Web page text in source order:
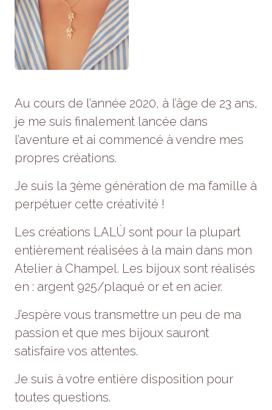
Au cours de l’année 2020, à l’âge de 23 ans,
je me suis finalement lancée dans
l’aventure et ai commencé à vendre mes
propres créations.
Je suis la 3ème génération de ma famille à
perpétuer cette créativité !
Les créations LALÙ sont pour la plupart
entièrement réalisées à la main dans mon
Atelier à Champel. Les bijoux sont réalisés
en : argent 925/plaqué or et en acier.
J’espère vous transmettre un peu de ma
passion et que mes bijoux sauront
satisfaire vos attentes.
Je suis à votre entière disposition pour
toutes questions.
cookies,
certaines
fonctionnalités
disparaîtront
du site Web.
Marketing
En partageant
votre intérêt et
comportement
lorsque vous
visitez notre
site, vous
les chances
contenu et
personnalisés.